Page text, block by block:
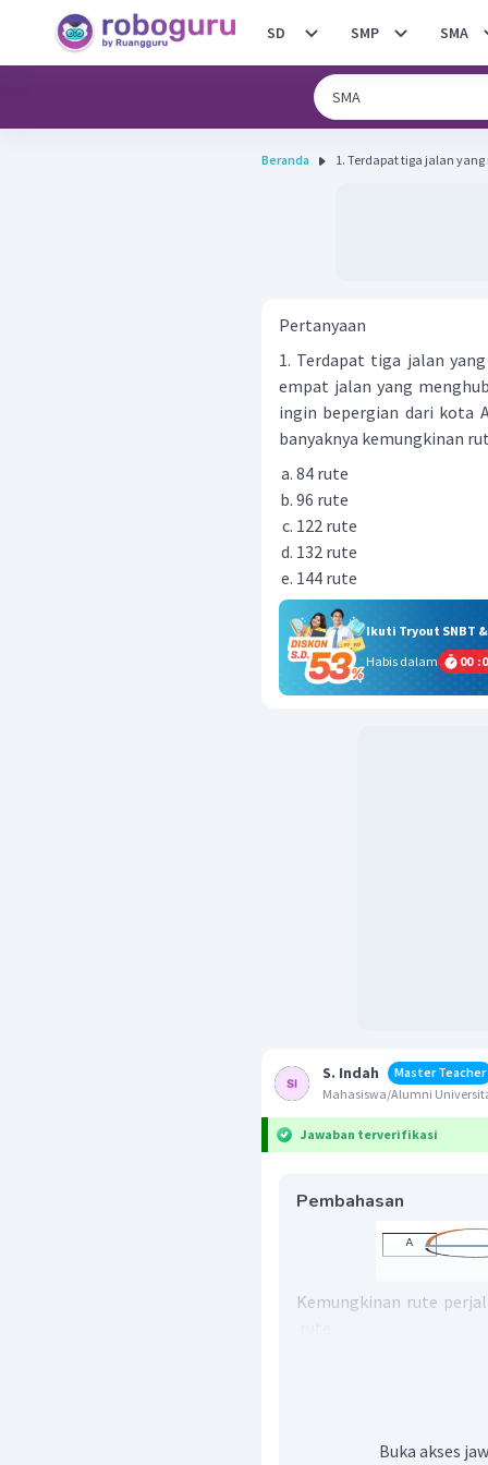
SD SMP SMA
Beranda 1. Terdapat tiga jalan
Pertanyaan
1. Terdapat tiga jalan
empat jalan yang
ingin bepergian dari kota
banyaknya kemungkinan
84 rute
96 rute
122 rute
132 rute
144 rute
Ikuti Tryout SNBT
Habis dalam
00 :
S. Indah
Master Teacher
Mahasiswa/Alumni
Jawaban terverifikasi
Pembahasan
Kemungkinan rute
Jika seseorang ingin
ke kota A, maka
tersebut adalahBuka akses